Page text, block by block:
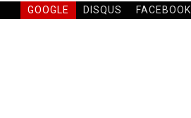
GOOGLE DISQUS FACEBOOK